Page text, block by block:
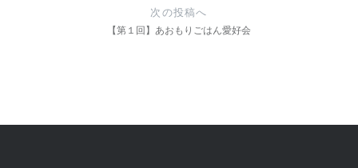
ン
次の投稿へ
【第１回】あおもりごはん愛好会